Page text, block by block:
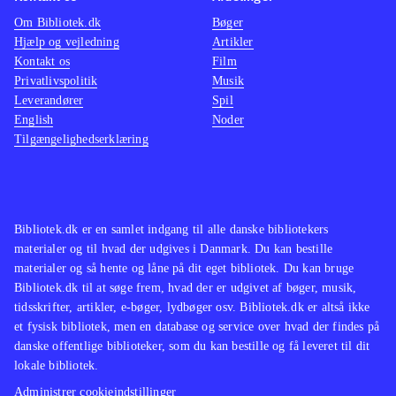
Portal 1+2 bygger på det enormt
populære "Half life 2", der dog er et
actionbrag i forhold til
Portal 2 er, helt objektivt, noget af
det ypperste hovedbrud man kan
finde sig. Sandsynligheden for rigtig
nødvendighed.
Bibliotek.dk er en samlet indgang til alle danske bibliotekers
materialer og til hvad der udgives i Danmark. Du kan bestille
materialer og så hente og låne på dit eget bibliotek. Du kan bruge
Bibliotek.dk til at søge frem, hvad der er udgivet af bøger, musik,
tidsskrifter, artikler, e-bøger, lydbøger osv. Bibliotek.dk er altså ikke
et fysisk bibliotek, men en database og service over hvad der findes på
danske offentlige biblioteker, som du kan bestille og få leveret til dit
lokale bibliotek.
Administrer cookieindstillinger
Om Bibliotek.dk
Hjælp og vejledning
Kontakt os
Privatlivspolitik
Leverandører
English
Tilgængelighedserklæring
Bøger
Artikler
Film
Musik
Spil
Noder